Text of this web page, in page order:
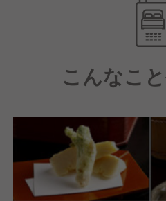
【スキルアップのための支
敷居の高い料亭やレストラ
ビスを学ぶために使った費
啓発も対象になるので、学
にどんどん挑戦できます！
こんなこ